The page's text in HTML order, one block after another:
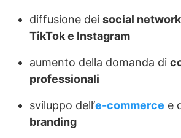
diffusione dei social network
TikTok e Instagram
aumento della domanda di
professionali
sviluppo dell’e-commerce e
branding